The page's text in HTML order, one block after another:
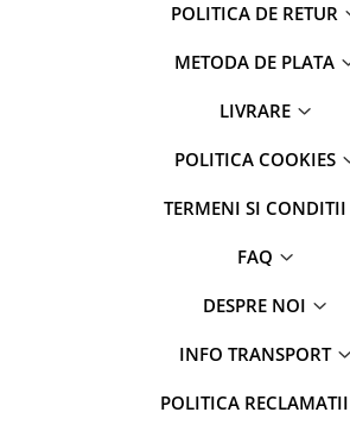
POLITICA DE RETUR
METODA DE PLATA
LIVRARE
POLITICA COOKIES
TERMENI SI CONDITII
FAQ
DESPRE NOI
INFO TRANSPORT
POLITICA RECLAMATII